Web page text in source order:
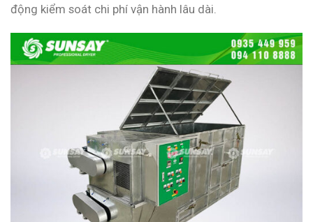
động kiểm soát chi phí vận hành lâu dài.